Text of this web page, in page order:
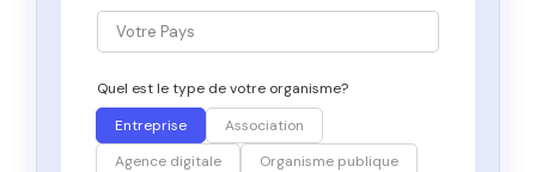
Quel est le type de votre organisme?
Entreprise
Association
Agence digitale
Organisme publique